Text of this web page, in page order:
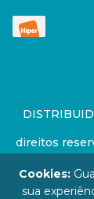
direitos
Preços e
Cookies:
sua